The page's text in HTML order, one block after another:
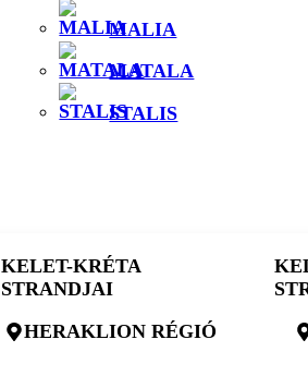
MALIA
MATALA
STALIS
KELET-KRÉTA
STRANDJAI
HERAKLION RÉGIÓ